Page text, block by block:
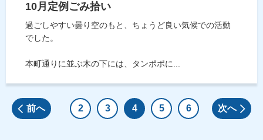
10月定例ごみ拾い
過ごしやすい曇り空のもと、ちょうど良い気候での活動
でした。
本町通りに並ぶ木の下には、タンポポに...
前へ 2 3 4 5 6 次へ